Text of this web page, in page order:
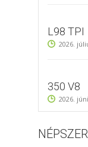
L98 TPI
2026.
350 V8
2026.